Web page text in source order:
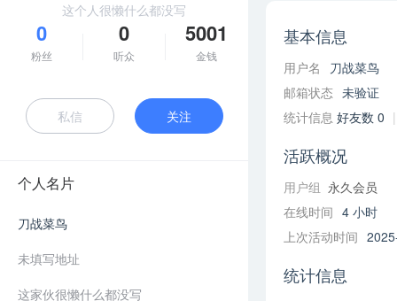
这个人很懒什么都没写
0
粉丝
0
听众
5001
金钱
私信 关注
个人名片
刀战菜鸟
未填写地址
这家伙很懒什么都没写
基本信息
用户名
刀战菜鸟
邮箱状态 未验证
统计信息 好友数 0 |
活跃概况
用户组 永久会员
在线时间 4 小时
上次活动时间
统计信息